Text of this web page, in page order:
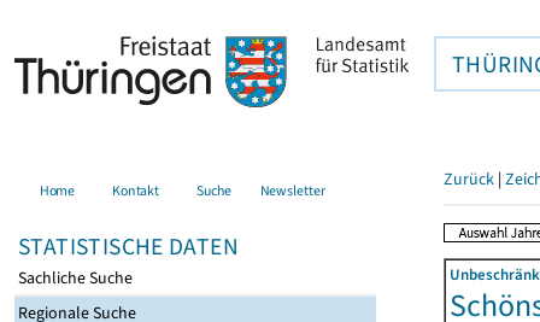
Home Kontakt Suche Newsletter
STATISTISCHE DATEN
Sachliche Suche
Regionale Suche
Zurück |